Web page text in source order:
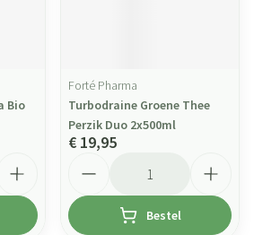
Bio
Forté Pharma
Turbodraine Groene Thee
Perzik Duo 2x500ml
€ 19,95
Bestel